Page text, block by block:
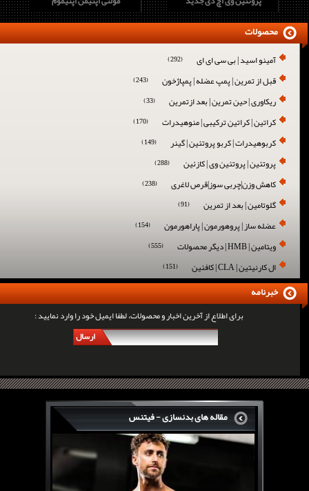
آمینو اسید | بی سی ای ای (292)
قبل از تمرین | پمپ عضله | پمپاژخون (243)
ریکاوری | حین تمرین | بعد ازتمرین (33)
کراتین | کراتین ترکیبی | منوهیدرات (170)
کربوهیدرات | کربو پروتئین | گینر (149)
پروتئین | پروتئین وی | کازئین (288)
کاهش وزن|چربی سوز|قرص لاغری (238)
گلوتامین | بعد از تمرین (91)
عضله ساز | پروهورمون | پاراهورمون (154)
ویتامین | HMB | دیگر محصولات (555)
ال کارنیتین | CLA | کافئین (151)
محصولات
برای اطلاع از آخرین اخبار و محصولات، لطفا ایمیل خود را وارد نمایید :
ارسال
خبرنامه
مقاله های بدنسازی - فیتنس
سرگی کنستانس چگونه بر روی بازو های فوق العاده...